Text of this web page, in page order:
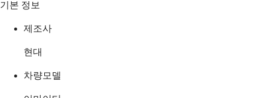
기본 정보
제조사
현대
차량모델